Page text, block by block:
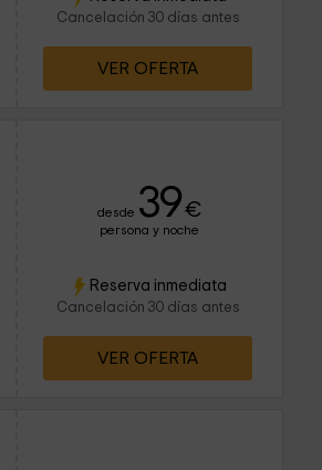
Cancelación 30 días antes
VER OFERTA
desde 39€
persona y noche
Reserva inmediata
Cancelación 30 días antes
VER OFERTA